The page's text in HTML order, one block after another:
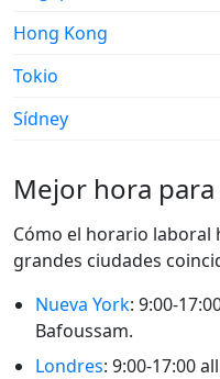
Hong Kong
Tokio
Sídney
Mejor hora
Cómo el horario laboral
grandes ciudades
Nueva York: 9:00-
Bafoussam.
Londres: 9:00-17:00